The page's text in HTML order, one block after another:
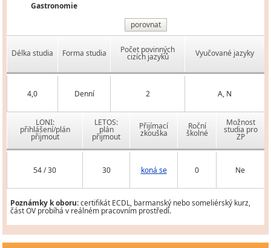
Gastronomie
porovnat
Délka studia Forma studia Počet povinných
cizích jazyků Vyučované jazyky
4,0 Denní 2 A, N
LONI:
přihlášení/plán
přijmout
LETOS:
plán
přijmout
Přijímací
zkouška
Roční
školné
Možnost
studia pro
ZP
54 / 30 30 koná se 0 Ne
Poznámky k oboru:certifikát ECDL, barmanský nebo someliérský kurz,
část OV probíhá v reálném pracovním prostředí.